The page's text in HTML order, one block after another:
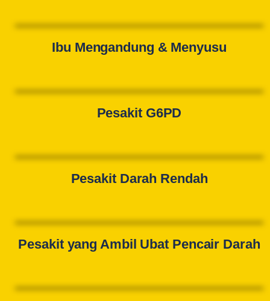
Ibu Mengandung & Menyusu
Pesakit G6PD
Pesakit Darah Rendah
Pesakit yang Ambil Ubat Pencair Darah